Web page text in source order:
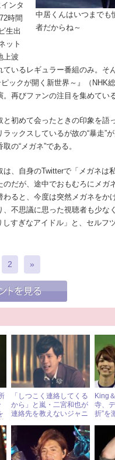
中居くんはいつまでも
者だからね～
ンタ
時間
生出
ット
上波
いるレギュラー番組のみ。そ
ックが開く新世界～』（NHK
再びファンの注目を集めている
初めて会ったときの印象を語
ックスしているが故の“暴走”
の“メガネ”である。
、自身のTwitterで「メガネは
だが、途中でおもむろにメガ
ると、今度は突然メガネをか
不思議に思った視聴者も少な
すぎなアイドル」と、セルフ
2 »
「しつこく連絡してくる
から」と嵐・二宮和也が
連絡先を教えないジャニ
King
寺、
折”を